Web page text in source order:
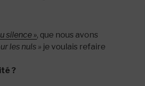
silence », que nous avons
les nuls » je voulais refaire
?